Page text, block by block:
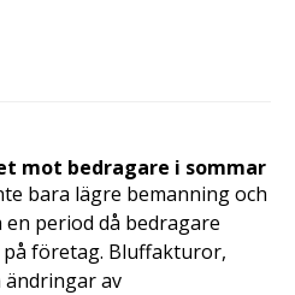
mot bedragare i sommar
bara lägre bemanning och
period då bedragare
företag. Bluffakturor,
ändringar av